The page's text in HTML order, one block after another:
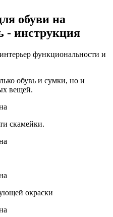
обуви на
- инструкция
функциональности и
обувь и сумки, но и
вещей.
скамейки.
окраски